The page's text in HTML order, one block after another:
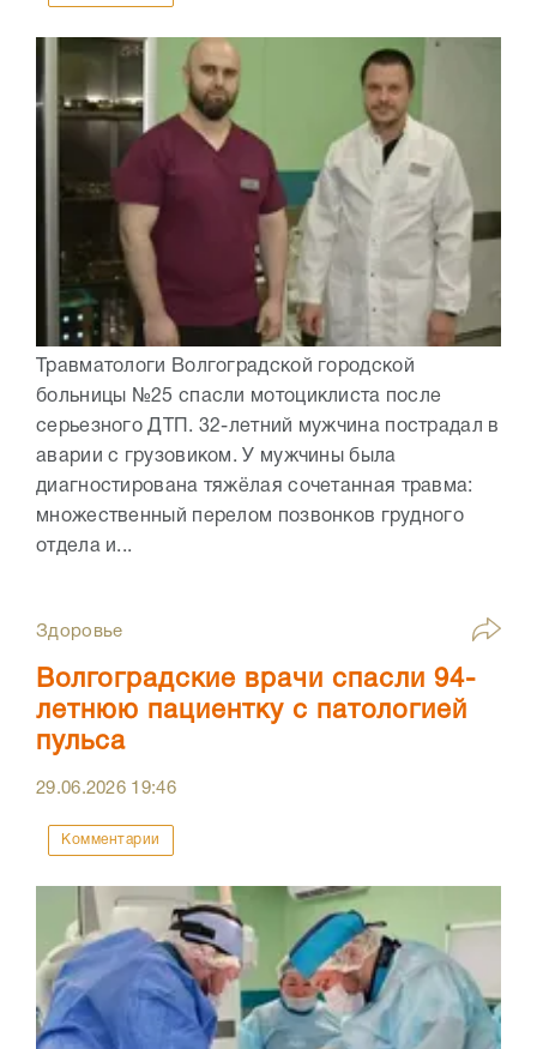
Травматологи Волгоградской городской
больницы №25 спасли мотоциклиста после
серьезного ДТП. 32-летний мужчина пострадал в
аварии с грузовиком. У мужчины была
диагностирована тяжёлая сочетанная травма:
множественный перелом позвонков грудного
отдела и...
Здоровье
Волгоградские врачи спасли 94-
летнюю пациентку с патологией
пульса
29.06.2026 19:46
Комментарии